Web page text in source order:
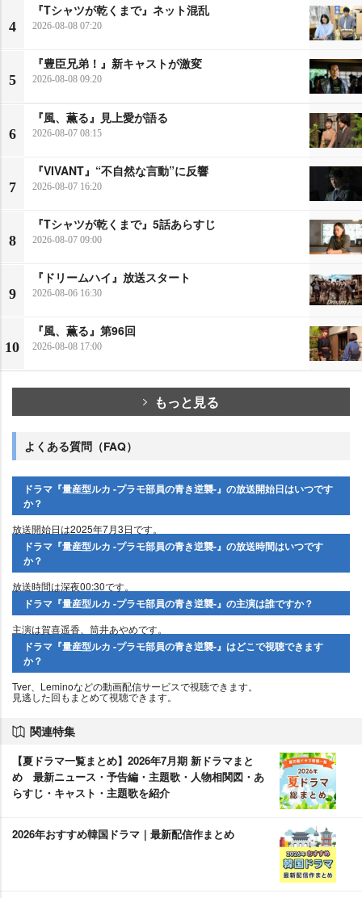
4
『Tシャツが乾くまで』ネット混乱
2026-08-08 07:20
5
『豊臣兄弟！』新キャストが激変
2026-08-08 09:20
6
『風、薫る』見上愛が語る
2026-08-07 08:15
7
『VIVANT』“不自然な言動”に反響
2026-08-07 16:20
8
『Tシャツが乾くまで』5話あらすじ
2026-08-07 09:00
9
『ドリームハイ』放送スタート
2026-08-06 16:30
10
『風、薫る』第96回
2026-08-08 17:00
もっと見る
よくある質問（FAQ）
ドラマ『量産型ルカ -プラモ部員の青き逆襲-』の放送開始日はいつです
か？
放送開始日は2025年7月3日です。
ドラマ『量産型ルカ -プラモ部員の青き逆襲-』の放送時間はいつです
か？
放送時間は深夜00:30です。
ドラマ『量産型ルカ -プラモ部員の青き逆襲-』の主演は誰ですか？
主演は賀喜遥香、筒井あやめです。
ドラマ『量産型ルカ -プラモ部員の青き逆襲-』はどこで視聴できます
か？
Tver、Leminoなどの動画配信サービスで視聴できます。
見逃した回もまとめて視聴できます。
関連特集
【夏ドラマ一覧まとめ】2026年7月期 新ドラマまと
め 最新ニュース・予告編・主題歌・人物相関図・あ
らすじ・キャスト・主題歌を紹介
2026年おすすめ韓国ドラマ｜最新配信作まとめ